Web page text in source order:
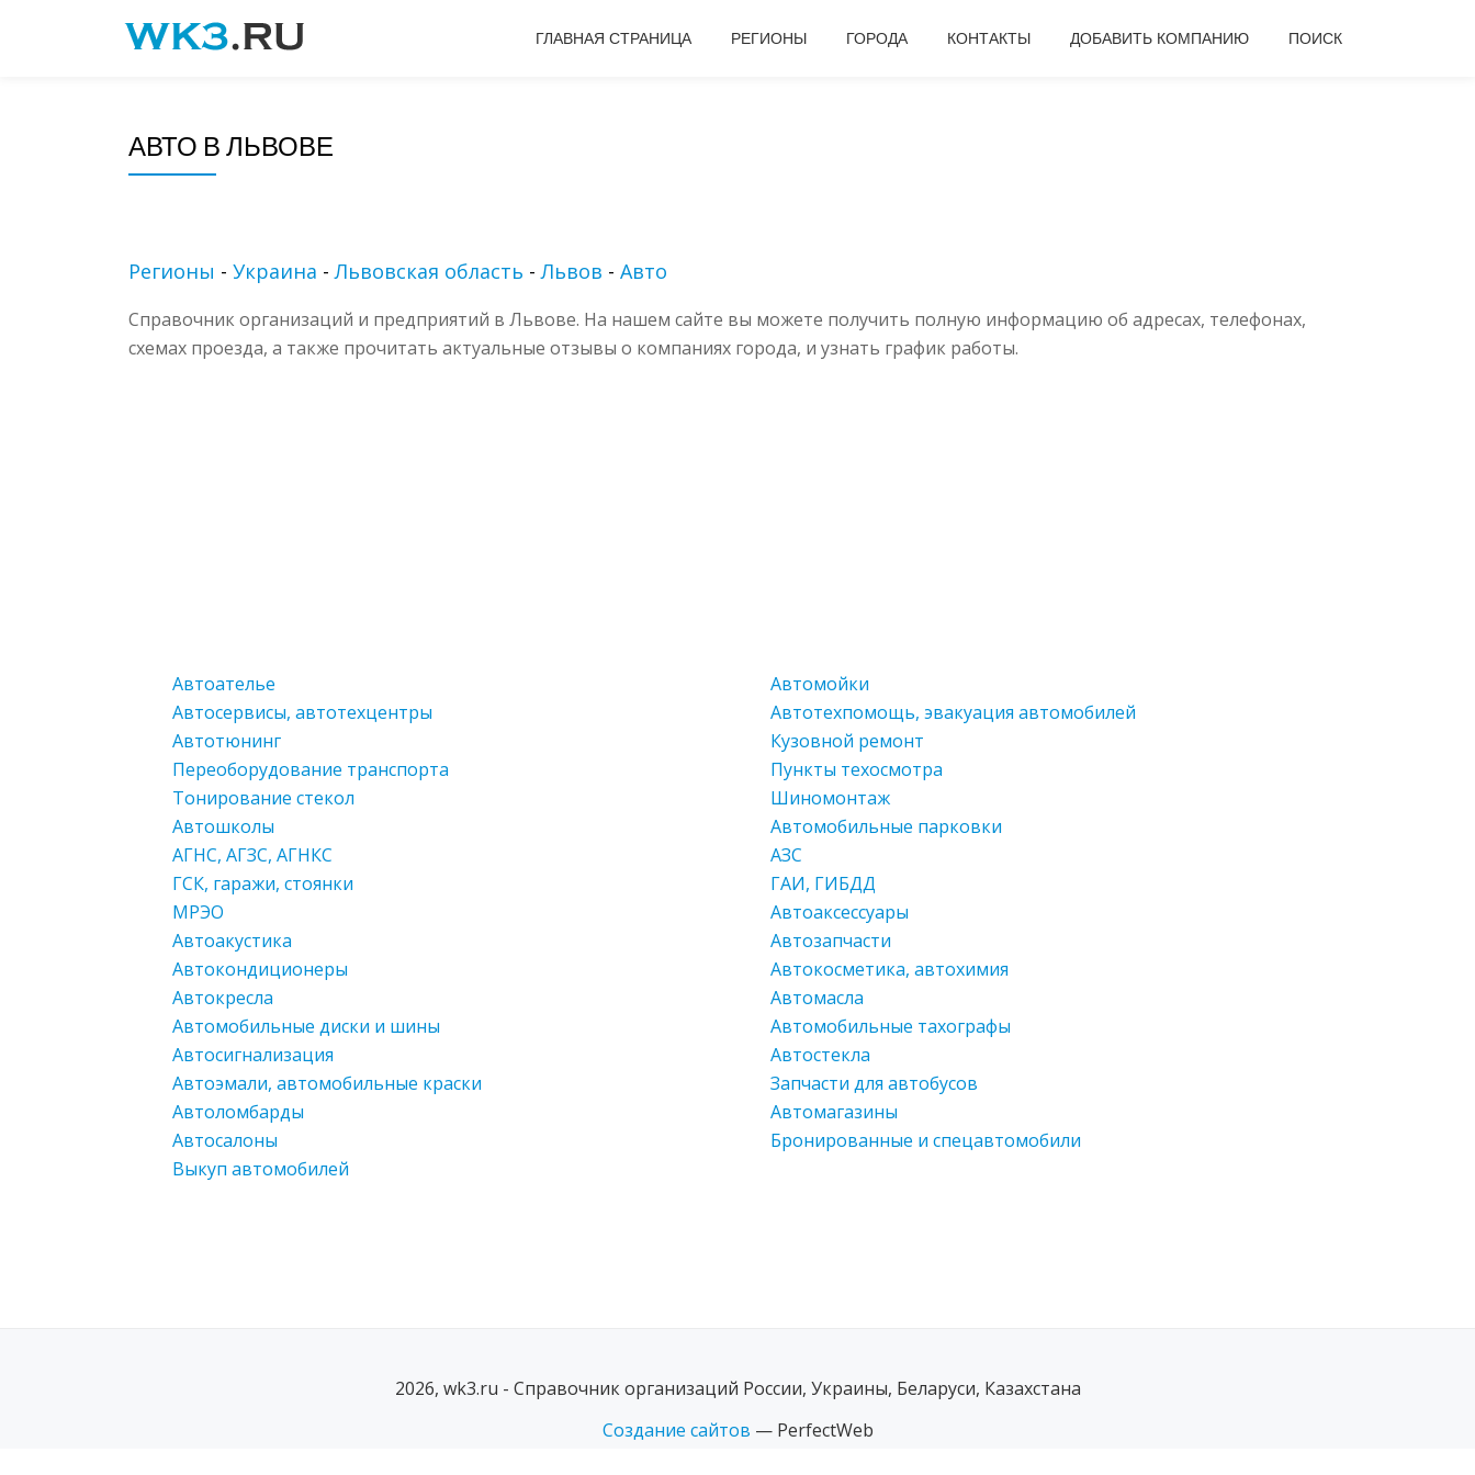
ГЛАВНАЯ СТРАНИЦА РЕГИОНЫ ГОРОДА КОНТАКТЫ ДОБАВИТЬ КОМПАНИЮ ПОИСК
АВТО В ЛЬВОВЕ
Регионы - Украина -Львовская область -Львов - Авто
Справочник организаций и предприятий в Львове. На нашем сайте вы можете получить полную информацию об адресах, телефонах,
схемах проезда, а также прочитать актуальные отзывы о компаниях города, и узнать график работы.
Автоателье
Автомойки
Автосервисы, автотехцентры
Автотехпомощь, эвакуация автомобилей
Автотюнинг
Кузовной ремонт
Переоборудование транспорта
Пункты техосмотра
Тонирование стекол
Шиномонтаж
Автошколы
Автомобильные парковки
АГНС, АГЗС, АГНКС
АЗС
ГСК, гаражи, стоянки
ГАИ, ГИБДД
МРЭО
Автоаксессуары
Автоакустика
Автозапчасти
Автокондиционеры
Автокосметика, автохимия
Автокресла
Автомасла
Автомобильные диски и шины
Автомобильные тахографы
Автосигнализация
Автостекла
Автоэмали, автомобильные краски
Запчасти для автобусов
Автоломбарды
Автомагазины
Автосалоны
Бронированные и спецавтомобили
Выкуп автомобилей
2026, wk3.ru - Справочник организаций России, Украины, Беларуси, Казахстана
Создание сайтов — PerfectWeb